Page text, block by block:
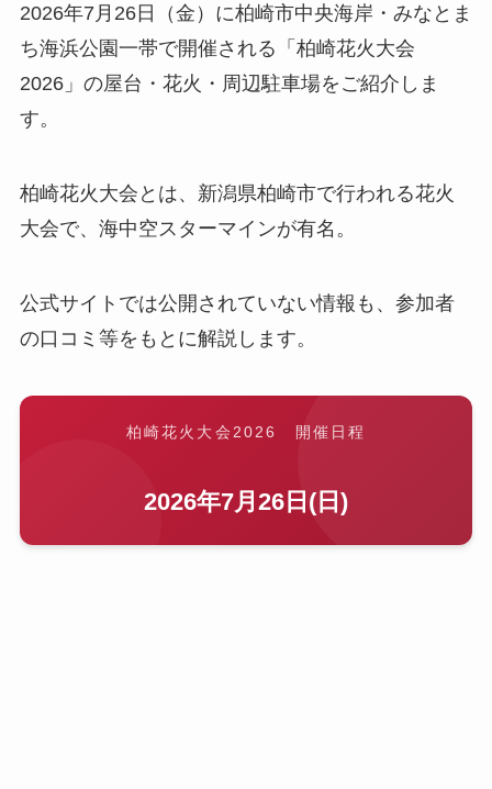
2026年7月26日（金）に柏崎市中央海岸・みなとま
ち海浜公園一帯で開催される「柏崎花火大会
2026」の屋台・花火・周辺駐車場をご紹介しま
す。
柏崎花火大会とは、新潟県柏崎市で行われる花火
大会で、海中空スターマインが有名。
公式サイトでは公開されていない情報も、参加者
の口コミ等をもとに解説します。
柏崎花火大会2026 開催日程
2026年7月26日(日)